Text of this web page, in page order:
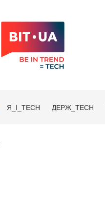
Я_І_TECH ДЕРЖ_TECH